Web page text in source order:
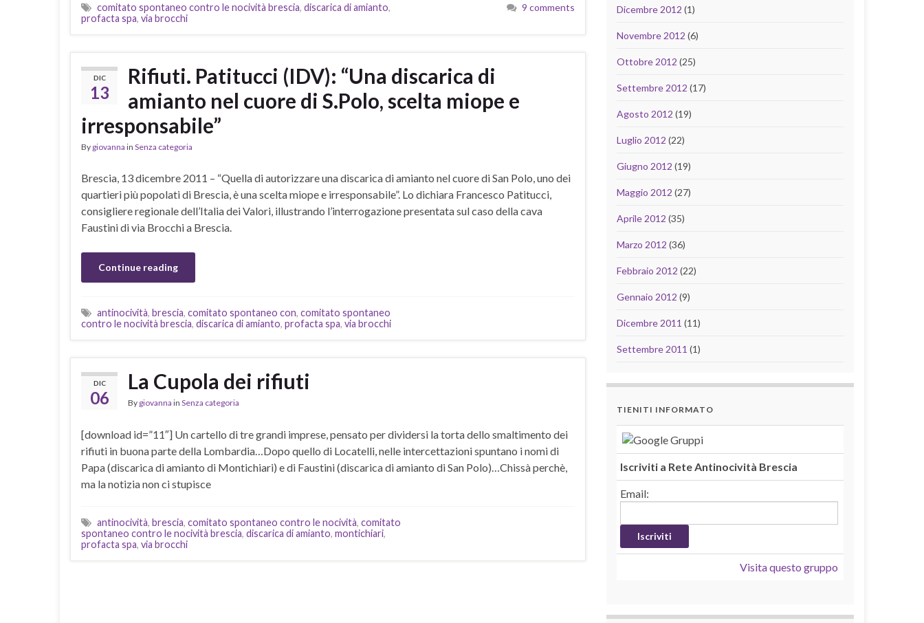
comitato spontaneo contro le nocività brescia, discarica di amianto,
profacta spa, via brocchi
9 comments
DIC
13
Rifiuti. Patitucci (IDV): “Una discarica di
amianto nel cuore di S.Polo, scelta miope e
irresponsabile”
By giovanna in Senza categoria
Brescia, 13 dicembre 2011 – “Quella di autorizzare una discarica di amianto nel cuore di San Polo, uno dei
quartieri più popolati di Brescia, è una scelta miope e irresponsabile”. Lo dichiara Francesco Patitucci,
consigliere regionale dell’Italia dei Valori, illustrando l’interrogazione presentata sul caso della cava
Faustini di via Brocchi a Brescia.
Continue reading
antinocività, brescia, comitato spontaneo con, comitato spontaneo
contro le nocività brescia, discarica di amianto, profacta spa, via brocchi
DIC
06
La Cupola dei rifiuti
By giovanna in Senza categoria
[download id=”11″] Un cartello di tre grandi imprese, pensato per dividersi la torta dello smaltimento dei
rifiuti in buona parte della Lombardia…Dopo quello di Locatelli, nelle intercettazioni spuntano i nomi di
Papa (discarica di amianto di Montichiari) e di Faustini (discarica di amianto di San Polo)…Chissà perchè,
ma la notizia non ci stupisce
antinocività, brescia, comitato spontaneo contro le nocività, comitato
spontaneo contro le nocività brescia, discarica di amianto, montichiari,
profacta spa, via brocchi
Dicembre 2012 (1)
Novembre 2012 (6)
Ottobre 2012 (25)
Settembre 2012 (17)
Agosto 2012 (19)
Luglio 2012 (22)
Giugno 2012 (19)
Maggio 2012 (27)
Aprile 2012 (35)
Marzo 2012 (36)
Febbraio 2012 (22)
Gennaio 2012 (9)
Dicembre 2011 (11)
Settembre 2011 (1)
TIENITI INFORMATO
Iscriviti a Rete Antinocività Brescia
Email:
Visita questo gruppo